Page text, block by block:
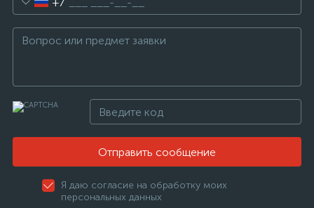
Отправить сообщение
Я даю согласие на обработку моих
персональных данных